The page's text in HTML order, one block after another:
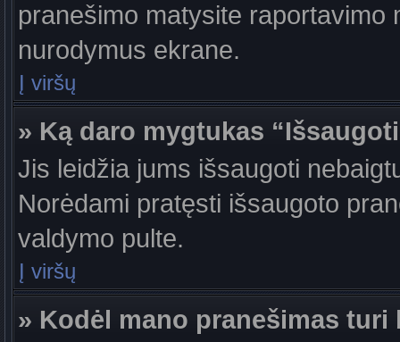
pranešimo matysite
nurodymus ekrane.
Į viršų
» Ką daro mygtukas
Jis leidžia jums išsaugoti
Norėdami pratęsti išsaugoto
valdymo pulte.
Į viršų
» Kodėl mano pranešimas